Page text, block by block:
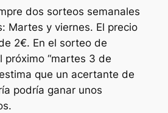
dos sorteos semanales
Martes y viernes. El precio
2€. En el sorteo de
próximo “martes 3 de
que un acertante de
podría ganar unos